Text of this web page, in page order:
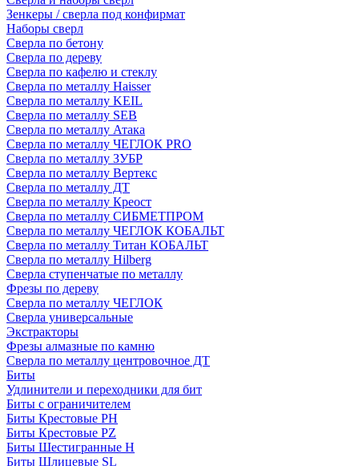
Зенкеры / сверла под конфирмат
Наборы сверл
Сверла по бетону
Сверла по дереву
Сверла по кафелю и стеклу
Сверла по металлу Haisser
Сверла по металлу KEIL
Сверла по металлу SEB
Сверла по металлу Атака
Сверла по металлу ЧЕГЛОК PRO
Сверла по металлу ЗУБР
Сверла по металлу Вертекс
Сверла по металлу ДТ
Сверла по металлу Креост
Сверла по металлу СИБМЕТПРОМ
Сверла по металлу ЧЕГЛОК КОБАЛЬТ
Сверла по металлу Титан КОБАЛЬТ
Сверла по металлу Hilberg
Сверла ступенчатые по металлу
Фрезы по дереву
Сверла по металлу ЧЕГЛОК
Сверла универсальные
Экстракторы
Фрезы алмазные по камню
Сверла по металлу центровочное ДТ
Биты
Удлинители и переходники для бит
Биты с ограничителем
Биты Крестовые PH
Биты Крестовые PZ
Биты Шестигранные H
Биты Шлицевые SL